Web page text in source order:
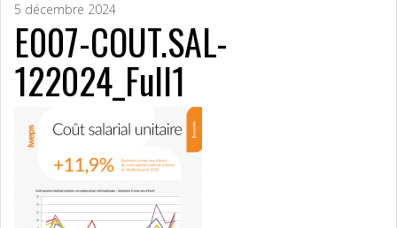
5 décembre 2024
E007-COUT.SAL-
122024_Full1